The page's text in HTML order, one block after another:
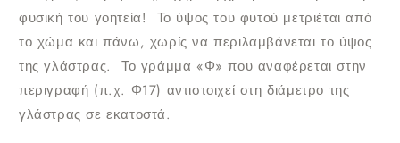
φυσική του γοητεία! Το ύψος του φυτού μετριέται από
το χώμα και πάνω, χωρίς να περιλαμβάνεται το ύψος
της γλάστρας. Το γράμμα «Φ» που αναφέρεται στην
περιγραφή (π.χ. Φ17) αντιστοιχεί στη διάμετρο της
γλάστρας σε εκατοστά.